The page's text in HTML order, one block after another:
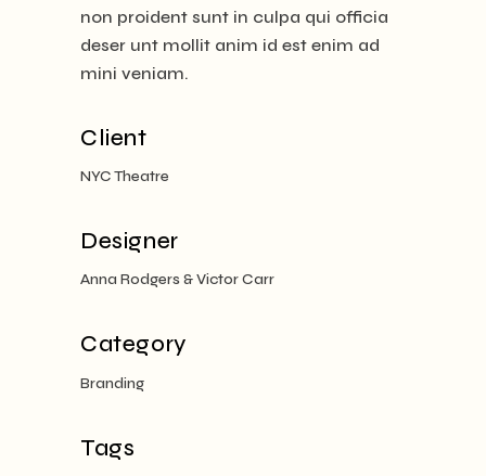
Client
NYC Theatre
Designer
Anna Rodgers & Victor Carr
Category
Branding
Tags
non proident sunt in culpa qui officia
deser unt mollit anim id est enim ad
mini veniam.